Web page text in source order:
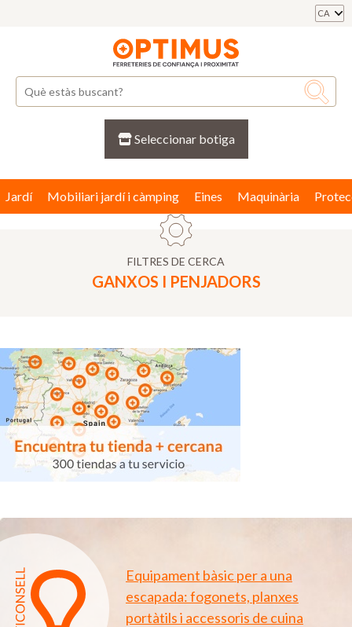
CA
Seleccionar botiga
Jardí Mobiliari jardí i càmping Eines Maquinària
FILTRES DE CERCA
GANXOS I PENJADORS
Equipament bàsic per a una
escapada: fogonets, planxes
portàtils i accessoris de cuina